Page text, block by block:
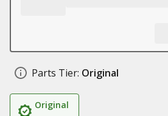
Parts Tier: Original
Original